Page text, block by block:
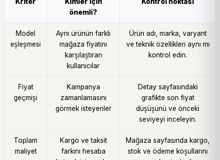
önemli?
Model
eşleşmesi
Aynı ürünün farklı
mağaza fiyatını
karşılaştıran
kullanıcılar
Ürün adı, marka, varyant
ve teknik özellikleri aynı mı
kontrol edin.
Fiyat
geçmişi
Kampanya
zamanlamasını
görmek isteyenler
Detay sayfasındaki
grafikte son fiyat
düşüşünü ve önceki
seviyeyi inceleyin.
Toplam
maliyet
Kargo ve taksit
farkını hesaba
Mağaza sayfasında kargo,
stok ve ödeme koşullarını